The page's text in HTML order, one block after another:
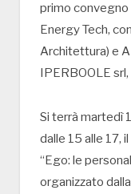
primo convegno
Energy Tech,
Architettura) e
IPERBOOLE
Si terrà martedì
dalle 15 alle 17,
“Ego: le
organizzato